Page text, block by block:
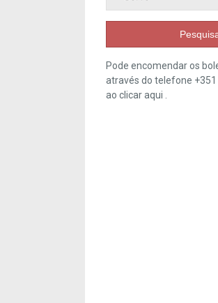
Pode encomendar os
através do telefone +351
ao clicaraqui